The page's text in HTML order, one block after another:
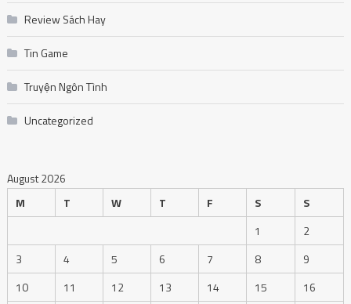
Review Sách Hay
Tin Game
Truyện Ngôn Tình
Uncategorized
August 2026
M
T W T F S
S
1
2
3
4 5 6 7 8
9
10
11 12 13 14 15 16